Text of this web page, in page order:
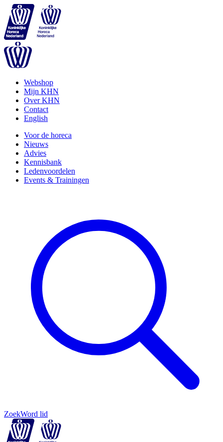
Webshop
Mijn KHN
Over KHN
Contact
English
Voor de horeca
Nieuws
Advies
Kennisbank
Ledenvoordelen
Events & Trainingen
ZoekWord lid